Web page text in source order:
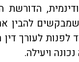
הדורשת
להבין
לעורך דין
ויעילה.